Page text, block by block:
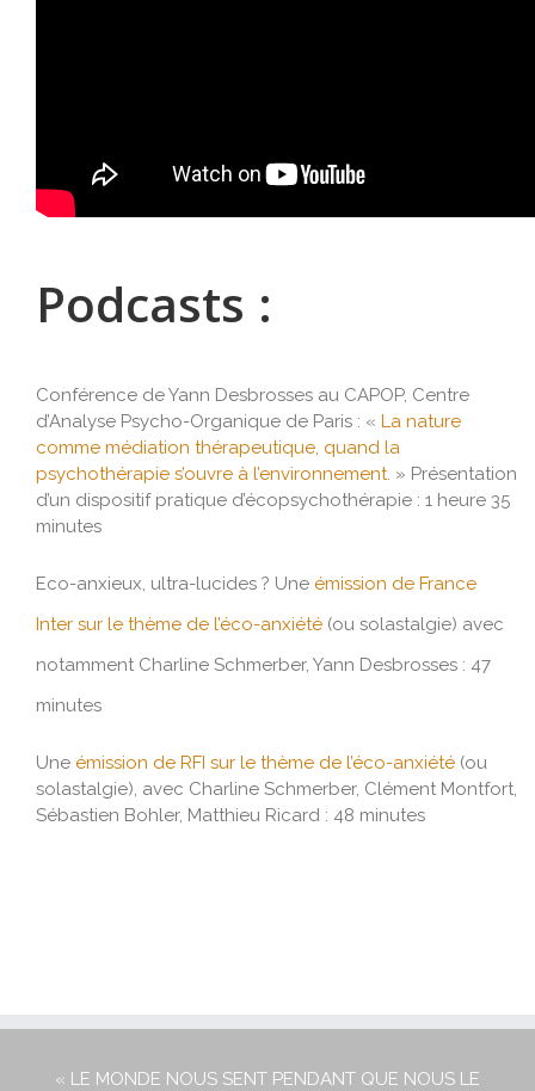
Podcasts :
Conférence de Yann Desbrosses au CAPOP, Centre
d’Analyse Psycho-Organique de Paris : « La nature
comme médiation thérapeutique, quand la
psychothérapie s’ouvre à l’environnement. » Présentation
d’un dispositif pratique d’écopsychothérapie : 1 heure 35
minutes
Eco-anxieux, ultra-lucides ? Une émission de France
Inter sur le thème de l’éco-anxiété(ou solastalgie) avec
notamment Charline Schmerber, Yann Desbrosses : 47
minutes
Une émission de RFI sur le thème de l’éco-anxiété(ou
solastalgie), avec Charline Schmerber, Clément Montfort,
Sébastien Bohler, Matthieu Ricard : 48 minutes
« LE MONDE NOUS SENT PENDANT QUE NOUS LE